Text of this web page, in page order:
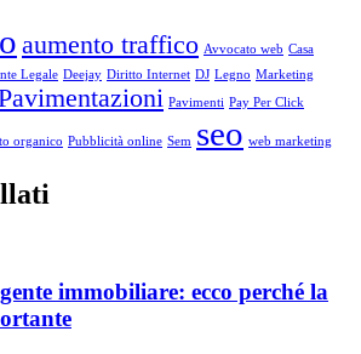
aumento traffico Avvocato web Casa
Legale Deejay Diritto Internet DJ Legno Marketing
Pavimenti Pay Per Click
organico Pubblicità online Sem seo web marketing
immobiliare: ecco perché la